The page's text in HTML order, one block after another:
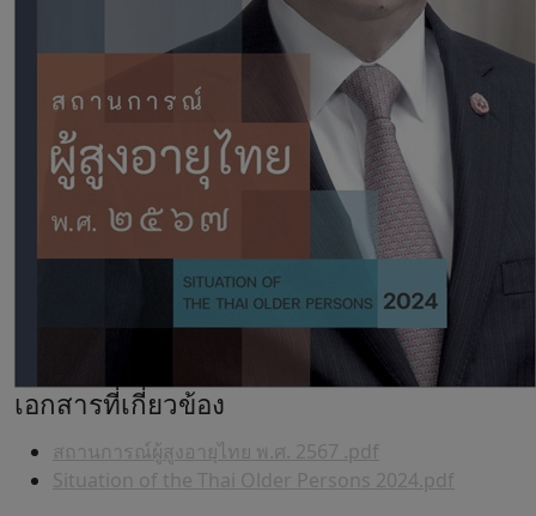
เอกสารที่เกี่ยวข้อง
สถานการณ์ผู้สูงอายุไทย พ.ศ. 2567 .pdf
Situation of the Thai Older Persons 2024.pdf